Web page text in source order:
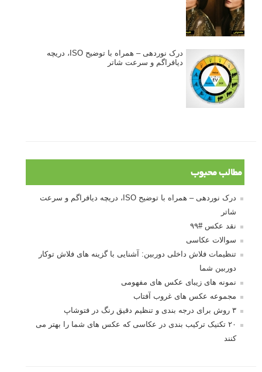
درک نوردهی – همراه با توضیح ISO، دریچه
دیافراگم و سرعت شاتر
مطالب محبوب
درک نوردهی – همراه با توضیح ISO، دریچه دیافراگم و سرعت
شاتر
نقد عکس #۹۹
سوالات عکاسی
تنظیمات فلاش داخلی دوربین: آشنایی با گزینه های فلاش توکار
دوربین شما
نمونه های زیبای عکس های مفهومی
مجموعه عکس های غروب آفتاب
۳ روش برای درجه بندی و تنظیم دقیق رنگ در فتوشاپ
۲۰ تکنیک ترکیب بندی در عکاسی که عکس های شما را بهتر می
کنند